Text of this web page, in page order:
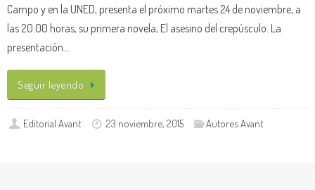
Campo y en la UNED, presenta el próximo martes 24 de noviembre, a
las 20.00 horas, su primera novela, El asesino del crepúsculo. La
presentación…
Seguir leyendo
Editorial Avant 23 noviembre, 2015 Autores Avant